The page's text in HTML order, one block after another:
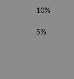
10%
5%